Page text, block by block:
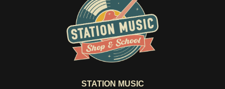
STATION MUSIC